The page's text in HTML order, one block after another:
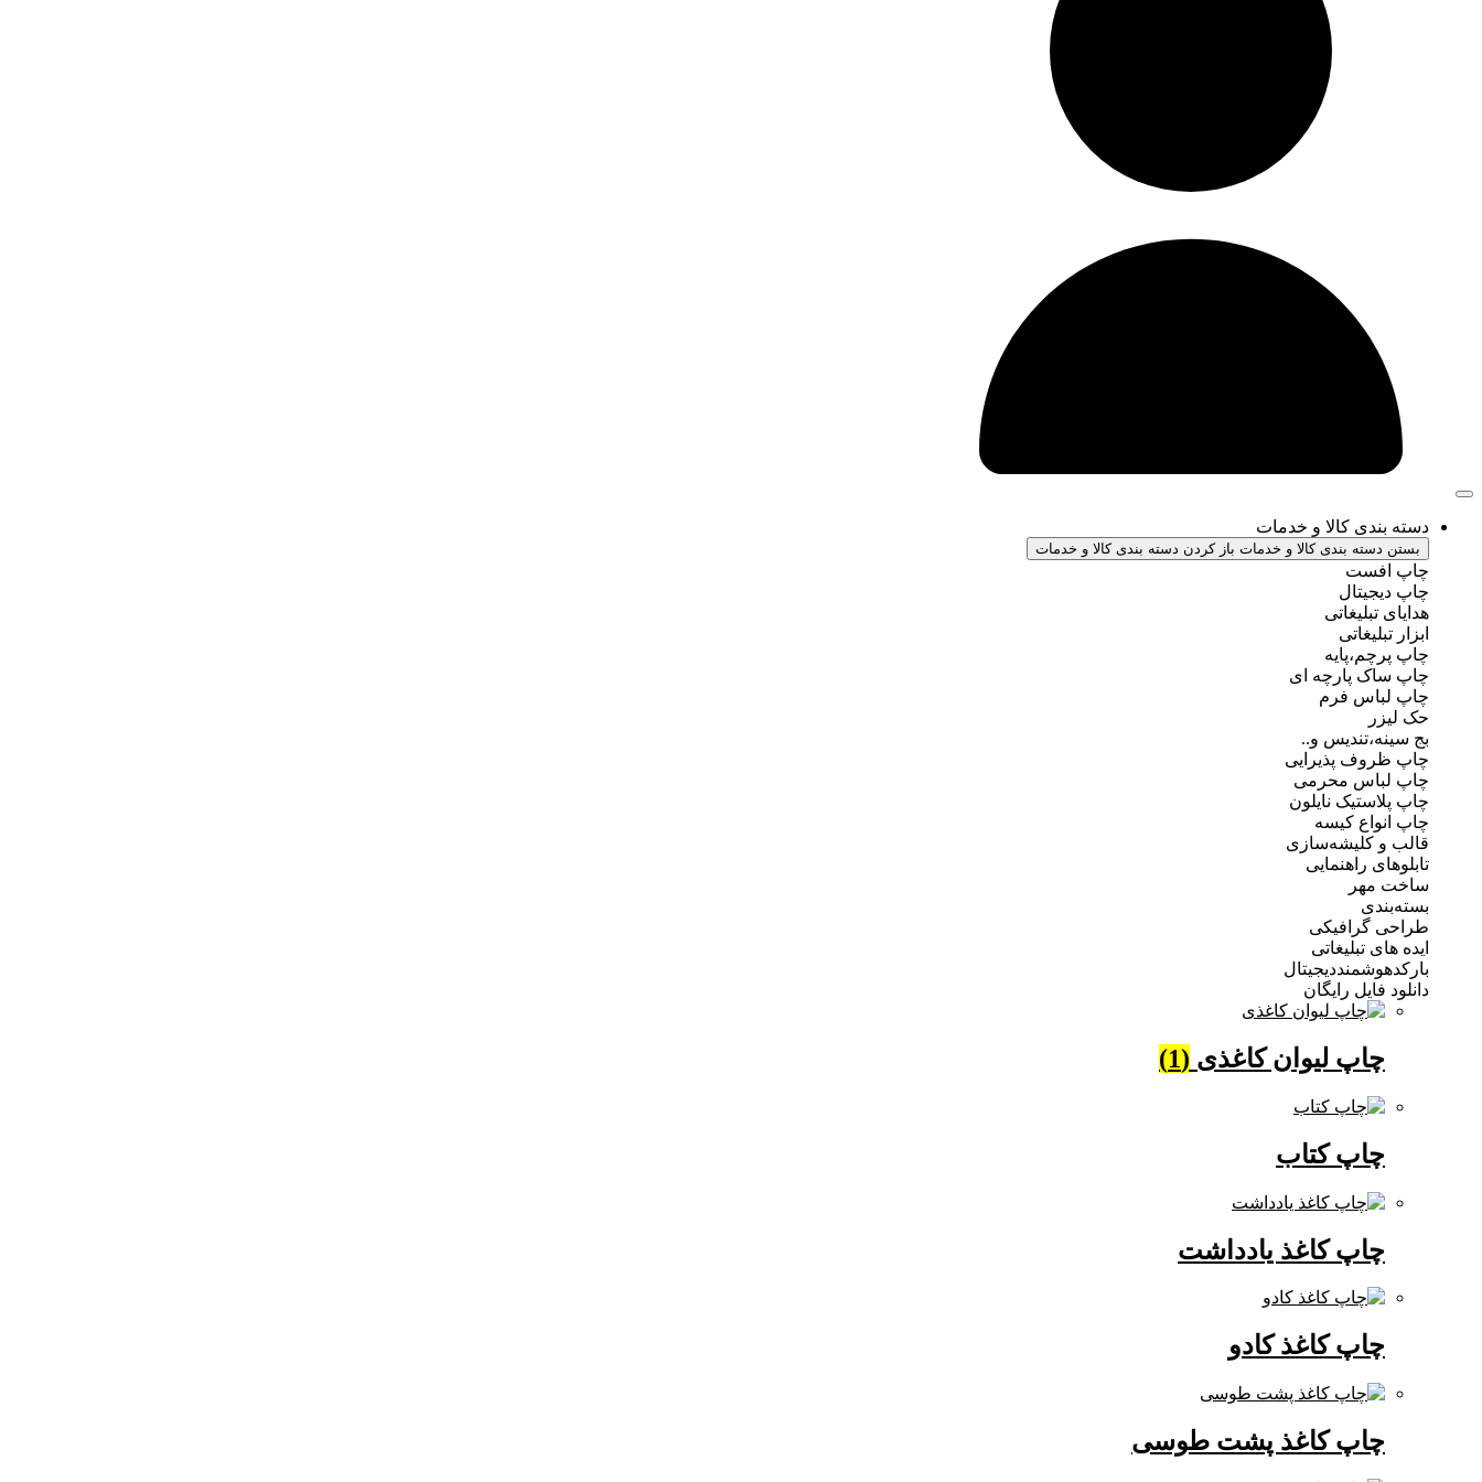
دسته بندی کالا و خدمات
بستن دسته بندی کالا و خدمات باز کردن دسته بندی کالا و خدمات
چاپ افست
چاپ دیجیتال
هدایای تبلیغاتی
ابزار تبلیغاتی
چاپ پرچم،پایه
چاپ ساک پارچه ای
چاپ لباس فرم
حک لیزر
بج سینه،تندیس و..
چاپ ظروف پذیرایی
چاپ لباس محرمی
چاپ پلاستیک نایلون
چاپ انواع کیسه
قالب و کلیشه‌سازی
تابلوهای راهنمایی
ساخت مهر
بسته‌بندی
طراحی گرافیکی
ایده های تبلیغاتی
بارکدهوشمنددیجیتال
دانلود فایل رایگان
چاپ لیوان کاغذی (1)
چاپ کتاب
چاپ کاغذ یادداشت
چاپ کاغذ کادو
چاپ کاغذ پشت طوسی